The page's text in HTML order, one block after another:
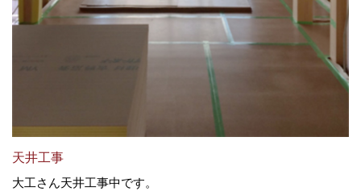
天井工事
大工さん天井工事中です。